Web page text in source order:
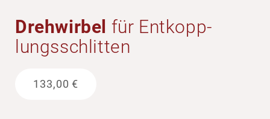
Dreh­wirbel für Entkopp­
lungs­schlitten
133,00€